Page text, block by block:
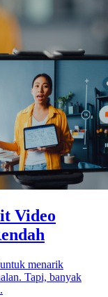
Video
menarik
Tapi, banyak